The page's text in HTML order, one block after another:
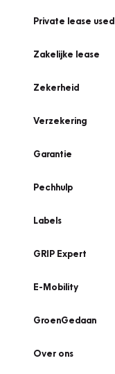
Private lease used
Zakelijke lease
Zekerheid
Verzekering
Garantie
Pechhulp
Labels
GRIP Expert
E-Mobility
GroenGedaan
Over ons